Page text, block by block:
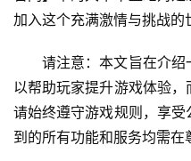
加入这个充满激情与挑战的
请注意：本文旨在介
以帮助玩家提升游戏体验，
请始终遵守游戏规则，享
到的所有功能和服务均需在